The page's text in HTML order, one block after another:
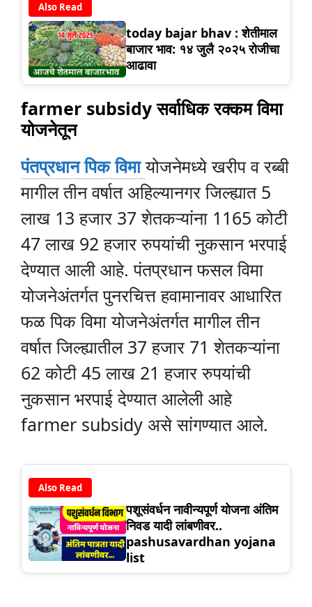
Also Read
today bajar bhav : शेतीमाल
बाजार भाव: १४ जुलै २०२५ रोजीचा
आढावा
farmer subsidy सर्वाधिक रक्कम विमा
योजनेतून
पंतप्रधान पिक विमायोजनेमध्ये खरीप व रब्बी
मागील तीन वर्षात अहिल्यानगर जिल्ह्यात 5
लाख 13 हजार 37 शेतकऱ्यांना 1165 कोटी
47 लाख 92 हजार रुपयांची नुकसान भरपाई
देण्यात आली आहे. पंतप्रधान फसल विमा
योजनेअंतर्गत पुनरचित्त हवामानावर आधारित
फळ पिक विमा योजनेअंतर्गत मागील तीन
वर्षात जिल्ह्यातील 37 हजार 71 शेतकऱ्यांना
62 कोटी 45 लाख 21 हजार रुपयांची
नुकसान भरपाई देण्यात आलेली आहे
farmer subsidy असे सांगण्यात आले.
Also Read
पशूसंवर्धन नावीन्यपूर्ण योजना अंतिम
निवड यादी लांबणीवर..
pashusavardhan yojana
list